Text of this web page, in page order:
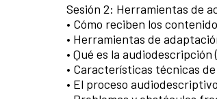
Sesión 2: Herramientas de
• Cómo reciben los
• Herramientas de
• Qué es la audiodescripción
• Características técnicas
• El proceso